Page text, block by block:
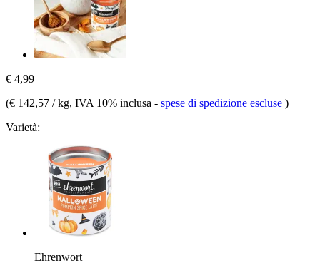
€ 4,99
(€ 142,57 / kg, IVA 10% inclusa - spese di spedizione escluse )
Varietà:
Ehrenwort